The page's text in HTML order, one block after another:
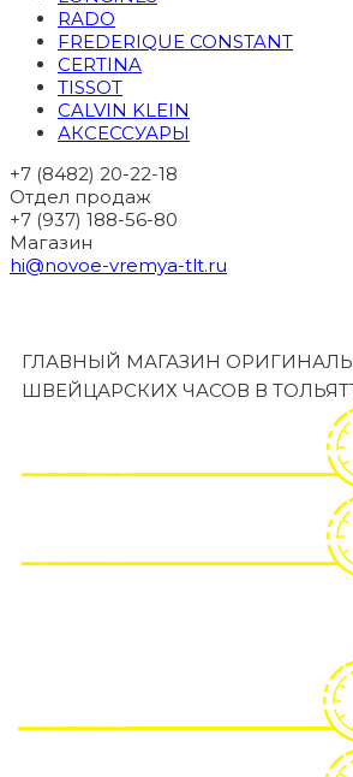
RADO
FREDERIQUE CONSTANT
CERTINA
TISSOT
CALVIN KLEIN
АКСЕССУАРЫ
+7 (8482) 20-22-18
Отдел продаж
+7 (937) 188-56-80
Магазин
hi@novoe-vremya-tlt.ru
ГЛАВНЫЙ МАГАЗИН
ШВЕЙЦАРСКИХ ЧАСОВ В